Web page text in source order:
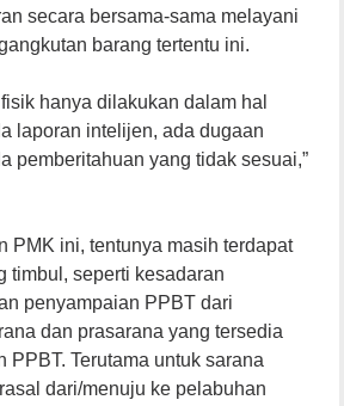
secara bersama-sama melayani
barang tertentu ini.
hanya dilakukan dalam hal
laporan intelijen, ada dugaan
pemberitahuan yang tidak sesuai,”
PMK ini, tentunya masih terdapat
timbul, seperti kesadaran
penyampaian PPBT dari
dan prasarana yang tersedia
PPBT. Terutama untuk sarana
dari/menuju ke pelabuhan